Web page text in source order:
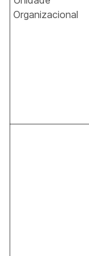
Organizacional